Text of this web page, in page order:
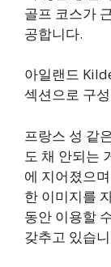
골프 코스가
공합니다.
아일랜드
섹션으로 구
프랑스 성 같
도 채 안되는
에 지어졌으
한 이미지를
동안 이용할
갖추고 있습